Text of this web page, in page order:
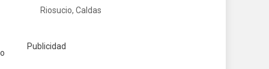
Riosucio, Caldas
Publicidad